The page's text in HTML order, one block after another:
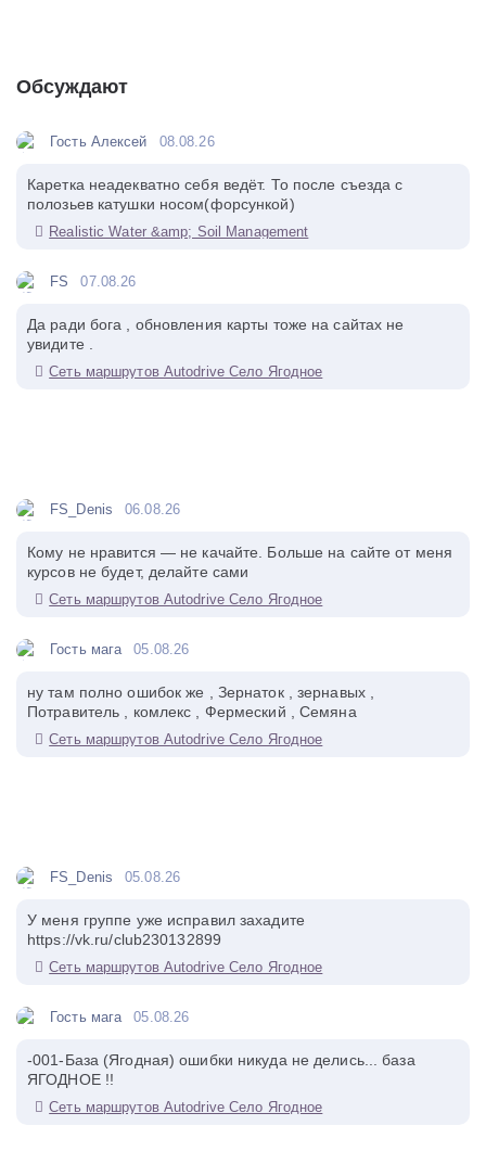
Обсуждают
Гость Алексей 08.08.26
Каретка неадекватно себя ведёт. То после съезда с
полозьев катушки носом(форсункой)
Realistic Water &amp; Soil Management
FS 07.08.26
Да ради бога , обновления карты тоже на сайтах не
увидите .
Сеть маршрутов Autodrive Село Ягодное
FS_Denis 06.08.26
Кому не нравится — не качайте. Больше на сайте от меня
курсов не будет, делайте сами
Сеть маршрутов Autodrive Село Ягодное
Гость мага 05.08.26
ну там полно ошибок же , Зернаток , зернавых ,
Потравитель , комлекс , Фермеский , Семяна
Сеть маршрутов Autodrive Село Ягодное
FS_Denis 05.08.26
У меня группе уже исправил захадите
https://vk.ru/club230132899
Сеть маршрутов Autodrive Село Ягодное
Гость мага 05.08.26
-001-База (Ягодная) ошибки никуда не делись... база
ЯГОДНОЕ !!
Сеть маршрутов Autodrive Село Ягодное